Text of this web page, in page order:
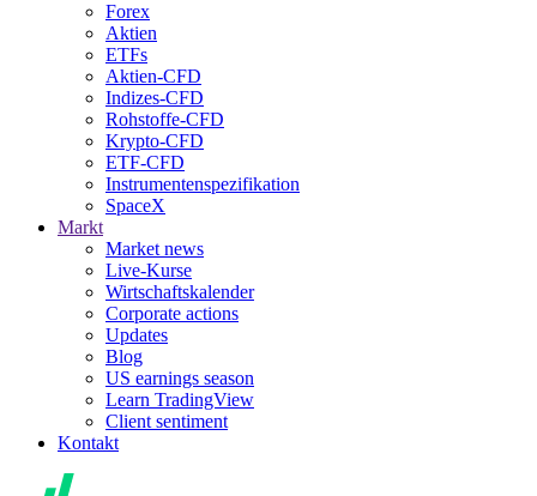
Forex
Aktien
ETFs
Aktien-CFD
Indizes-CFD
Rohstoffe-CFD
Krypto-CFD
ETF-CFD
Instrumentenspezifikation
SpaceX
Markt
Market news
Live-Kurse
Wirtschaftskalender
Corporate actions
Updates
Blog
US earnings season
Learn TradingView
Client sentiment
Kontakt